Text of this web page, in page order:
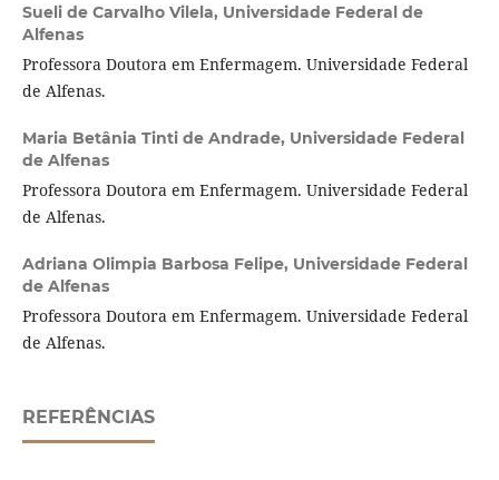
Sueli de Carvalho Vilela, Universidade Federal de
Alfenas
Professora Doutora em Enfermagem. Universidade Federal
de Alfenas.
Maria Betânia Tinti de Andrade, Universidade Federal
de Alfenas
Professora Doutora em Enfermagem. Universidade Federal
de Alfenas.
Adriana Olimpia Barbosa Felipe, Universidade Federal
de Alfenas
Professora Doutora em Enfermagem. Universidade Federal
de Alfenas.
REFERÊNCIAS